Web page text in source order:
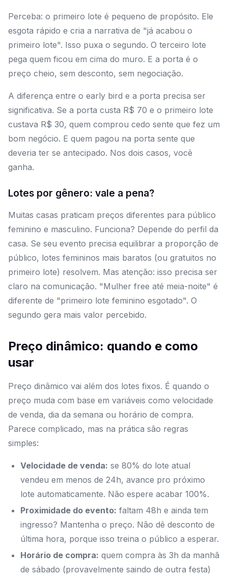
Perceba: o primeiro lote é pequeno de propósito. Ele
esgota rápido e cria a narrativa de "já acabou o
primeiro lote". Isso puxa o segundo. O terceiro lote
pega quem ficou em cima do muro. E a porta é o
preço cheio, sem desconto, sem negociação.
A diferença entre o early bird e a porta precisa ser
significativa. Se a porta custa R$ 70 e o primeiro lote
custava R$ 30, quem comprou cedo sente que fez um
bom negócio. E quem pagou na porta sente que
deveria ter se antecipado. Nos dois casos, você
ganha.
Lotes por gênero: vale a pena?
Muitas casas praticam preços diferentes para público
feminino e masculino. Funciona? Depende do perfil da
casa. Se seu evento precisa equilibrar a proporção de
público, lotes femininos mais baratos (ou gratuitos no
primeiro lote) resolvem. Mas atenção: isso precisa ser
claro na comunicação. "Mulher free até meia-noite" é
diferente de "primeiro lote feminino esgotado". O
segundo gera mais valor percebido.
Preço dinâmico: quando e como
usar
Preço dinâmico vai além dos lotes fixos. É quando o
preço muda com base em variáveis como velocidade
de venda, dia da semana ou horário de compra.
Parece complicado, mas na prática são regras
simples:
Velocidade de venda: se 80% do lote atual
vendeu em menos de 24h, avance pro próximo
lote automaticamente. Não espere acabar 100%.
Proximidade do evento: faltam 48h e ainda tem
ingresso? Mantenha o preço. Não dê desconto de
última hora, porque isso treina o público a esperar.
Horário de compra: quem compra às 3h da manhã
de sábado (provavelmente saindo de outra festa)